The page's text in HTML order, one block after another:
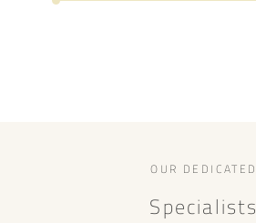
OUR DEDICATED
Specialists